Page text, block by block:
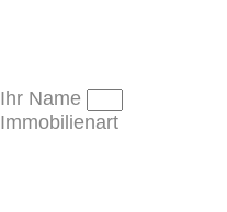
Ihr Name
Immobilienart